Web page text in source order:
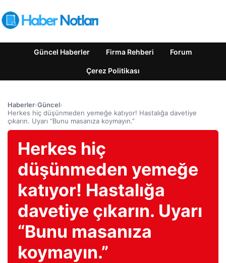
Güncel Haberler Firma Rehberi Forum
Çerez Politikası
Haberler›Güncel›
Herkes hiç düşünmeden yemeğe katıyor! Hastalığa davetiye
çıkarın. Uyarı “Bunu masanıza koymayın.”
Herkes hiç
düşünmeden yemeğe
katıyor! Hastalığa
davetiye çıkarın. Uyarı
“Bunu masanıza
koymayın.”